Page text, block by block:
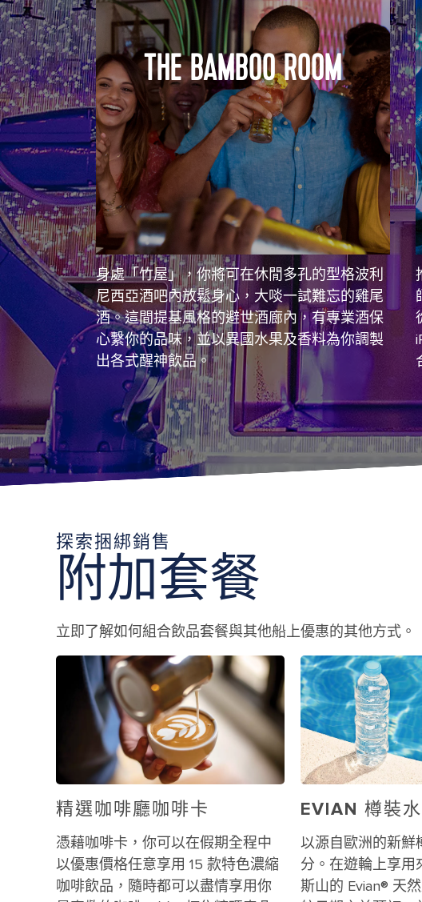
THE BAMBOO ROOM
身處「竹屋」，你將可在休閒多孔的型格波利
尼西亞酒吧內放鬆身心，大啖一試難忘的雞尾
酒。這間提基風格的避世酒廊內，有專業酒保
心繫你的品味，並以異國水果及香料為你調製
出各式醒神飲品。
探索捆綁銷售
附加套餐
立即了解如何組合飲品套餐與其他船上優惠的其他方式。
精選咖啡廳咖啡卡
憑藉咖啡卡，你可以在假期全程中
以優惠價格任意享用 15 款特色濃縮
咖啡飲品，隨時都可以盡情享用你
EVIAN 樽裝
以源自歐洲的新鮮
分。在遊輪上享用
斯山的 Evian® 天